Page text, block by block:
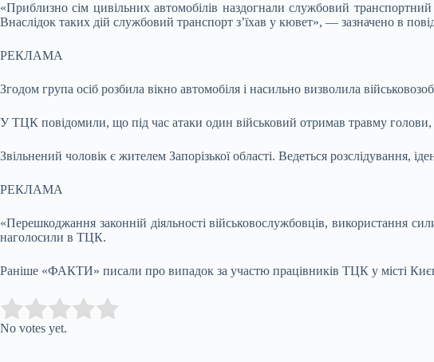
«Приблизно сім цивільних автомобілів наздогнали службовий
Внаслідок таких дій службовий транспорт з’їхав у кювет», — зазначено в
РЕКЛАМА
Згодом група осіб розбила вікно автомобіля і насильно визволила
У ТЦК повідомили, що під час атаки один військовий отримав травму
Звільнений чоловік є жителем Запорізької області. Ведеться розслідування,
РЕКЛАМА
«Перешкоджання законній діяльності військовослужбовців, використання
наголосили в ТЦК.
Раніше «ФАКТИ» писали про випадок за участю працівників ТЦК у місті
Rate this item:
No votes yet.